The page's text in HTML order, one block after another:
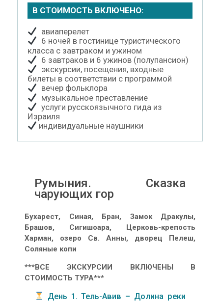
В СТОИМОСТЬ ВКЛЮЧЕНО:
авиаперелет
6 ночей в гостинице туристического
класса с завтраком и ужином
6 завтраков и 6 ужинов (полупансион)
экскурсии, посещения, входные
билеты в соответствии с программой
вечер фольклора
музыкальное преставление
услуги русскоязычного гида из
Израиля
индивидуальные наушники
Румыния. Сказка
чарующих гор
Бухарест, Синая, Бран, Замок Дракулы,
Брашов, Сигишоара, Церковь-крепость
Харман, озеро Св. Анны, дворец Пелеш,
Соляные копи
***ВСЕ ЭКСКУРСИИ ВКЛЮЧЕНЫ В
СТОИМОСТЬ ТУРА***
День 1. Тель-Авив – Долина реки